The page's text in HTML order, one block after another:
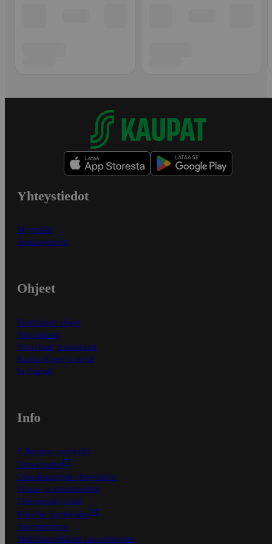
Yhteystiedot
Myymälät
Asiakaspalvelu
Ohjeet
Ensitilaajan ohjeet
Näin maksat
Näin tilaat ja muokkaat
Kaikki ohjeet ja vinkit
In English
Info
S-Business yrityksille
Oiva-raportit
Osuuskauppojen yhteystiedot
Tilaus- ja toimitusehdot
Tietosuojakäytäntö
Palvelun käyttöehdot
Saavutettavuus
Mobiilisovelluksen saavutettavuus